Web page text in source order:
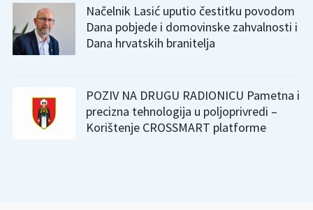
Načelnik Lasić uputio čestitku povodom
Dana pobjede i domovinske zahvalnosti i
Dana hrvatskih branitelja
POZIV NA DRUGU RADIONICU Pametna i
precizna tehnologija u poljoprivredi –
Korištenje CROSSMART platforme